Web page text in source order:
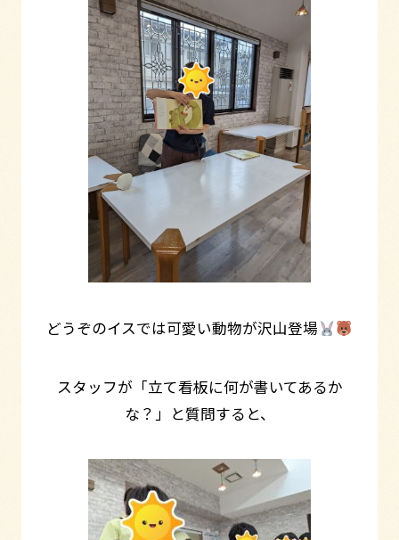
どうぞのイスでは可愛い動物が沢山登場
スタッフが「立て看板に何が書いてあるか
な？」と質問すると、